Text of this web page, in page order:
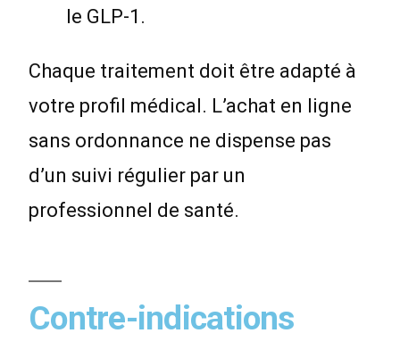
le GLP-1.
Chaque traitement doit être adapté à
votre profil médical. L’achat en ligne
sans ordonnance ne dispense pas
d’un suivi régulier par un
professionnel de santé.
Contre-indications